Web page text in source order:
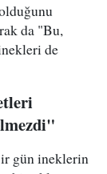
da "Bu,
de
gün ineklerin